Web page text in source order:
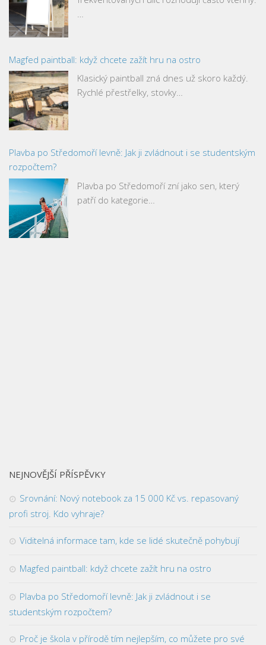
Magfed paintball: když chcete zažít hru na ostro
Klasický paintball zná dnes už skoro každý.
Rychlé přestřelky, stovky…
Plavba po Středomoří levně: Jak ji zvládnout i se studentským
rozpočtem?
Plavba po Středomoří zní jako sen, který
patří do kategorie…
NEJNOVĚJŠÍ PŘÍSPĚVKY
Srovnání: Nový notebook za 15 000 Kč vs. repasovaný
profi stroj. Kdo vyhraje?
Viditelná informace tam, kde se lidé skutečně pohybují
Magfed paintball: když chcete zažít hru na ostro
Plavba po Středomoří levně: Jak ji zvládnout i se
studentským rozpočtem?
Proč je škola v přírodě tím nejlepším, co můžete pro své